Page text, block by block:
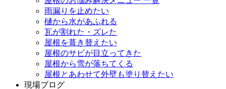
雨漏りを止めたい
樋から水があふれる
瓦が割れた・ズレた
屋根を葺き替えたい
屋根のサビが目立ってきた
屋根から雪が落ちてくる
屋根とあわせて外壁も塗り替えたい
現場ブログ